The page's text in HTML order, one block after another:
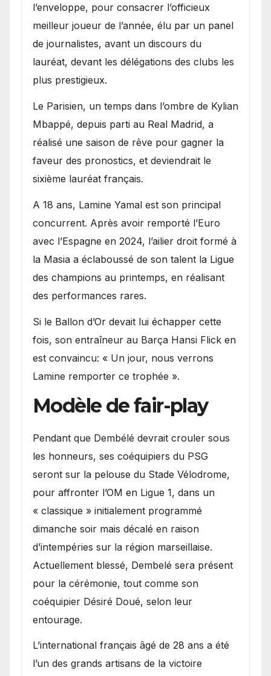
l’enveloppe, pour consacrer l’officieux
meilleur joueur de l’année, élu par un panel
de journalistes, avant un discours du
lauréat, devant les délégations des clubs les
plus prestigieux.
Le Parisien, un temps dans l’ombre de Kylian
Mbappé, depuis parti au Real Madrid, a
réalisé une saison de rêve pour gagner la
faveur des pronostics, et deviendrait le
sixième lauréat français.
A 18 ans, Lamine Yamal est son principal
concurrent. Après avoir remporté l’Euro
avec l’Espagne en 2024, l’ailier droit formé à
la Masia a éclaboussé de son talent la Ligue
des champions au printemps, en réalisant
des performances rares.
Si le Ballon d’Or devait lui échapper cette
fois, son entraîneur au Barça Hansi Flick en
est convaincu: « Un jour, nous verrons
Lamine remporter ce trophée ».
Modèle de fair-play
Pendant que Dembélé devrait crouler sous
les honneurs, ses coéquipiers du PSG
seront sur la pelouse du Stade Vélodrome,
pour affronter l’OM en Ligue 1, dans un
« classique » initialement programmé
dimanche soir mais décalé en raison
d’intempéries sur la région marseillaise.
Actuellement blessé, Dembelé sera présent
pour la cérémonie, tout comme son
coéquipier Désiré Doué, selon leur
entourage.
L’international français âgé de 28 ans a été
l’un des grands artisans de la victoire